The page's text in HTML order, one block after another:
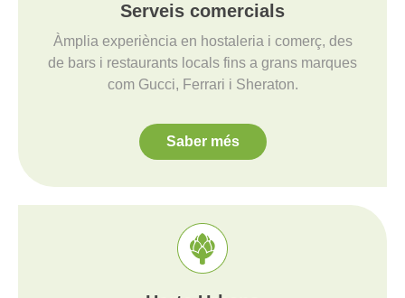
Serveis comercials
Àmplia experiència en hostaleria i comerç, des
de bars i restaurants locals fins a grans marques
com Gucci, Ferrari i Sheraton.
Saber més